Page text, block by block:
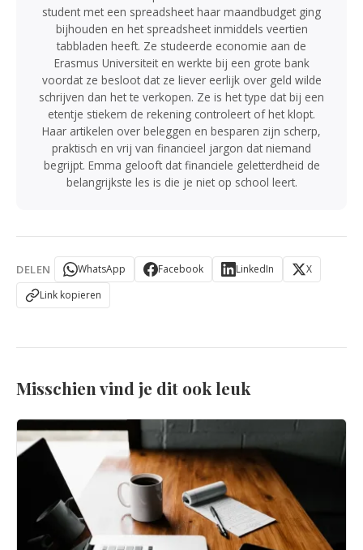
student met een spreadsheet haar maandbudget ging
bijhouden en het spreadsheet inmiddels veertien
tabbladen heeft. Ze studeerde economie aan de
Erasmus Universiteit en werkte bij een grote bank
voordat ze besloot dat ze liever eerlijk over geld wilde
schrijven dan het te verkopen. Ze is het type dat bij een
etentje stiekem de rekening controleert of het klopt.
Haar artikelen over beleggen en besparen zijn scherp,
praktisch en vrij van financieel jargon dat niemand
begrijpt. Emma gelooft dat financiele geletterdheid de
belangrijkste les is die je niet op school leert.
DELEN WhatsApp Facebook LinkedIn
X
Link kopieren
Misschien vind je dit ook leuk